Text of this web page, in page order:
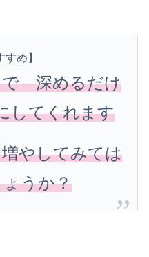
すめ】
で 深めるだけ
してくれます
やしてみては
うか？